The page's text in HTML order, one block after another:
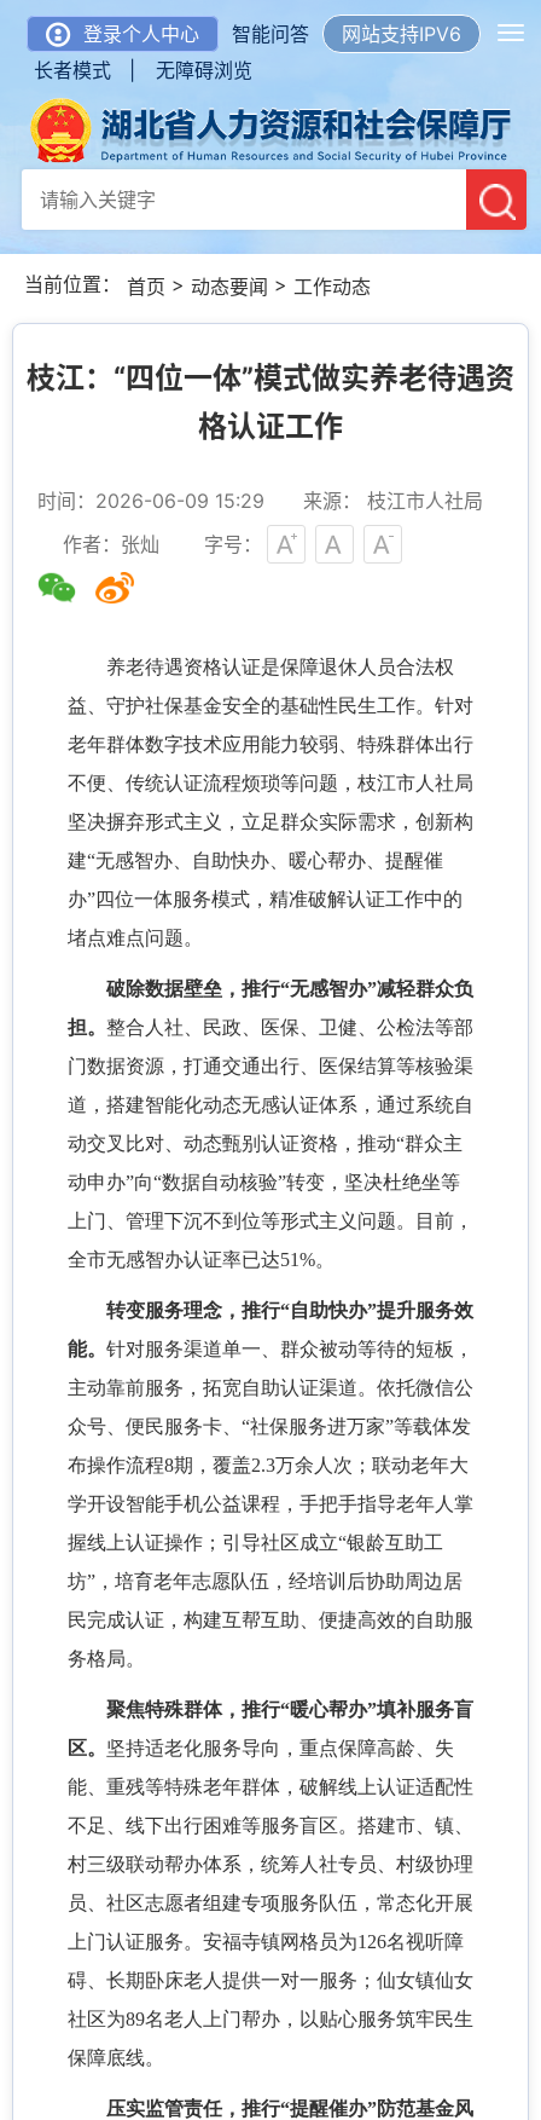
登录个人中心 智能问答
网站支持IPV6
长者模式 |
无障碍浏览
当前位置： 首页 > 动态要闻 > 工作动态
枝江：“四位一体”模式做实养老待遇资
格认证工作
时间：2026-06-09 15:29
来源： 枝江市人社局
作者：张灿
字号：
养老待遇资格认证是保障退休人员合法权
益、守护社保基金安全的基础性民生工作。针对
老年群体数字技术应用能力较弱、特殊群体出行
不便、传统认证流程烦琐等问题，枝江市人社局
坚决摒弃形式主义，立足群众实际需求，创新构
建“无感智办、自助快办、暖心帮办、提醒催
办”四位一体服务模式，精准破解认证工作中的
堵点难点问题。
破除数据壁垒，推行“无感智办”减轻群众负
担。 整合人社、民政、医保、卫健、公检法等部
门数据资源，打通交通出行、医保结算等核验渠
道，搭建智能化动态无感认证体系，通过系统自
动交叉比对、动态甄别认证资格，推动“群众主
动申办”向“数据自动核验”转变，坚决杜绝坐等
上门、管理下沉不到位等形式主义问题。目前，
全市无感智办认证率已达51%。
转变服务理念，推行“自助快办”提升服务效
能。 针对服务渠道单一、群众被动等待的短板，
主动靠前服务，拓宽自助认证渠道。依托微信公
众号、便民服务卡、 “社保服务进万家”等载体发
布操作流程8期，覆盖2.3万余人次；联动老年大
学开设智能手机公益课程，手把手指导老年人掌
握线上认证操作；引导社区成立“银龄互助工
坊”，培育老年志愿队伍，经培训后协助周边居
民完成认证，构建互帮互助、便捷高效的自助服
务格局。
聚焦特殊群体，推行“暖心帮办”填补服务盲
区。 坚持适老化服务导向，重点保障高龄、失
能、重残等特殊老年群体，破解线上认证适配性
不足、线下出行困难等服务盲区。搭建市、镇、
村三级联动帮办体系，统筹人社专员、村级协理
员、社区志愿者组建专项服务队伍，常态化开展
上门认证服务。安福寺镇网格员为126名视听障
碍、长期卧床老人提供一对一服务；仙女镇仙女
社区为89名老人上门帮办，以贴心服务筑牢民生
保障底线。
压实监管责任，推行“提醒催办”防范基金风